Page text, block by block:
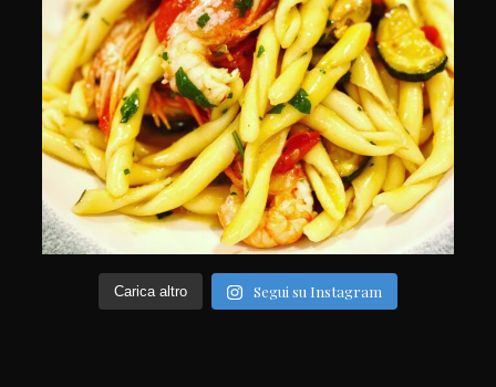
Carica altro Segui su Instagram